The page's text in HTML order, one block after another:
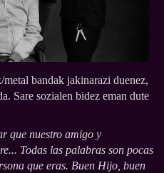
metal bandak jakinarazi duenez,
Sare sozialen bidez eman dute
que nuestro amigo y
Todas las palabras son pocas
que eras. Buen Hijo, buen